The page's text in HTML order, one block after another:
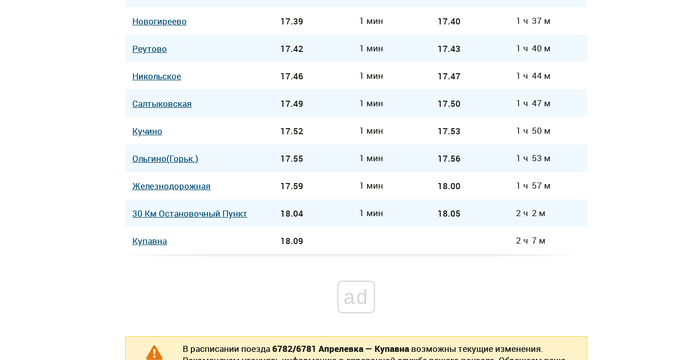
Новогиреево 17.39 1 мин 17.40 1 ч 37 м
Реутово 17.42 1 мин 17.43 1 ч 40 м
Никольское 17.46 1 мин 17.47 1 ч 44 м
Салтыковская 17.49 1 мин 17.50 1 ч 47 м
Кучино 17.52 1 мин 17.53 1 ч 50 м
Ольгино(Горьк.) 17.55 1 мин 17.56 1 ч 53 м
Железнодорожная 17.59 1 мин 18.00 1 ч 57 м
30 Км Остановочный Пункт 18.04 1 мин 18.05 2 ч 2 м
Купавна 18.09 2 ч 7 м
ad
В расписании поезда6782/6781 Апрелевка — Купавна возможны текущие изменения.